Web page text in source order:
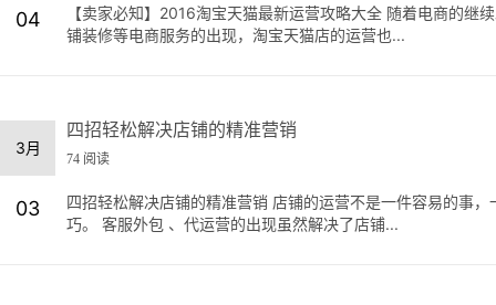
04
【卖家必知】2016淘宝天猫最新运营攻略大全 随着电商的
铺装修等电商服务的出现，淘宝天猫店的运营也...
3月
03
四招轻松解决店铺的精准营销
74 阅读
四招轻松解决店铺的精准营销 店铺的运营不是一件容易的事
巧。 客服外包 、代运营的出现虽然解决了店铺...